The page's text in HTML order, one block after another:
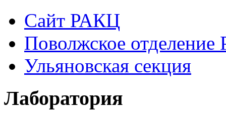
Сайт РАКЦ
Поволжское
Ульяновская секция
Лаборатория